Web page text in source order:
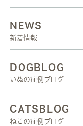
NEWS
新着情報
DOGBLOG
いぬの症例ブログ
CATSBLOG
ねこの症例ブログ